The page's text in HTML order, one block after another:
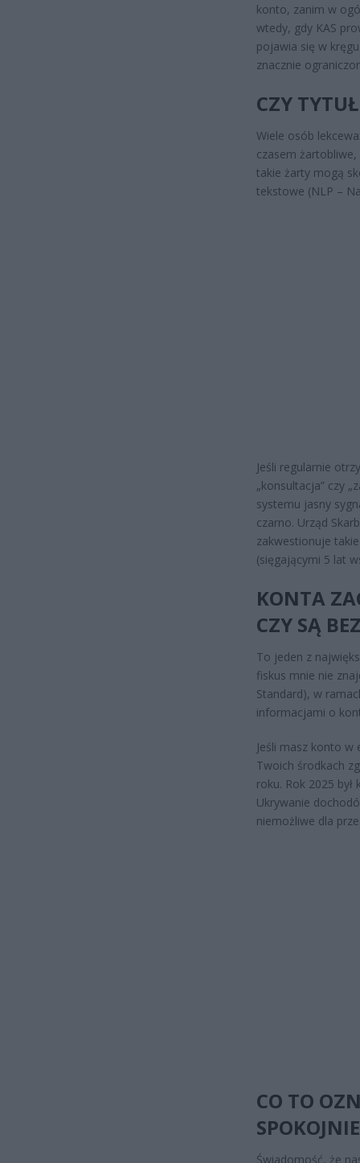
konto, zanim w
wtedy, gdy KAS
pojawia się w
znacznie
CZY
Wiele osób
czasem żartobliwe,
takie żarty mogą
tekstowe (NLP –
Jeśli regularnie
„konsultacja” czy
systemu jasny
czarno. Urząd
zakwestionuje
(sięgającymi 5 lat
KONTA
CZY SĄ
To jeden z
fiskus mnie nie
Standard), w
informacjami o
Jeśli masz konto
Twoich środkach
roku. Rok 2025
Ukrywanie
niemożliwe dla
CO TO
Świadomość, że